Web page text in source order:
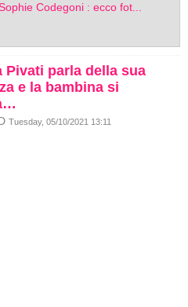
Codegoni : ecco fot...
Pivati parla della sua
e la bambina si
Tuesday, 05/10/2021 13:11